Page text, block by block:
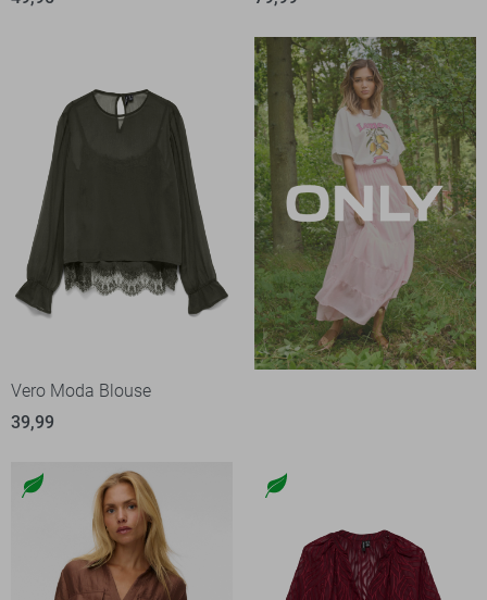
Vero Moda Blouse
39,99